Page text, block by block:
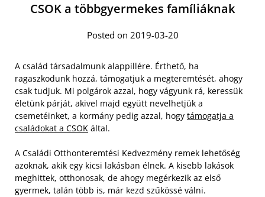
CSOK a többgyermekes famíliáknak
Posted on 2019-03-20
A család társadalmunk alappillére. Érthető, ha
ragaszkodunk hozzá, támogatjuk a megteremtését, ahogy
csak tudjuk. Mi polgárok azzal, hogy vágyunk rá, keressük
életünk párját, akivel majd együtt nevelhetjük a
csemetéinket, a kormány pedig azzal, hogy támogatja a
családokat a CSOK által.
A Családi Otthonteremtési Kedvezmény remek lehetőség
azoknak, akik egy kicsi lakásban élnek. A kisebb lakások
meghittek, otthonosak, de ahogy megérkezik az első
gyermek, talán több is, már kezd szűkössé válni.